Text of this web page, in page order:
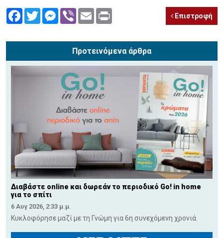
FacebookTwitterMessenger
Viber Email Επιστροφή
Προτεινόμενα άρθρα
Διαβάστε online και δωρεάν το περιοδικό Go! in home
για το σπίτι
6 Αυγ 2026, 2:33 μ.μ.
Κυκλοφόρησε μαζί με τη Γνώμη για 6η συνεχόμενη χρονιά.